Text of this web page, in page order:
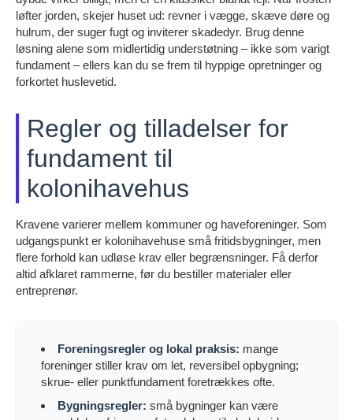
løfter jorden, skejer huset ud: revner i vægge, skæve døre og
hulrum, der suger fugt og inviterer skadedyr. Brug denne
løsning alene som midlertidig understøtning – ikke som varigt
fundament – ellers kan du se frem til hyppige opretninger og
forkortet huslevetid.
Regler og tilladelser for
fundament til
kolonihavehus
Kravene varierer mellem kommuner og haveforeninger. Som
udgangspunkt er kolonihavehuse små fritidsbygninger, men
flere forhold kan udløse krav eller begrænsninger. Få derfor
altid afklaret rammerne, før du bestiller materialer eller
entreprenør.
Foreningsregler og lokal praksis: mange
foreninger stiller krav om let, reversibel opbygning;
skrue- eller punktfundament foretrækkes ofte.
Bygningsregler: små bygninger kan være